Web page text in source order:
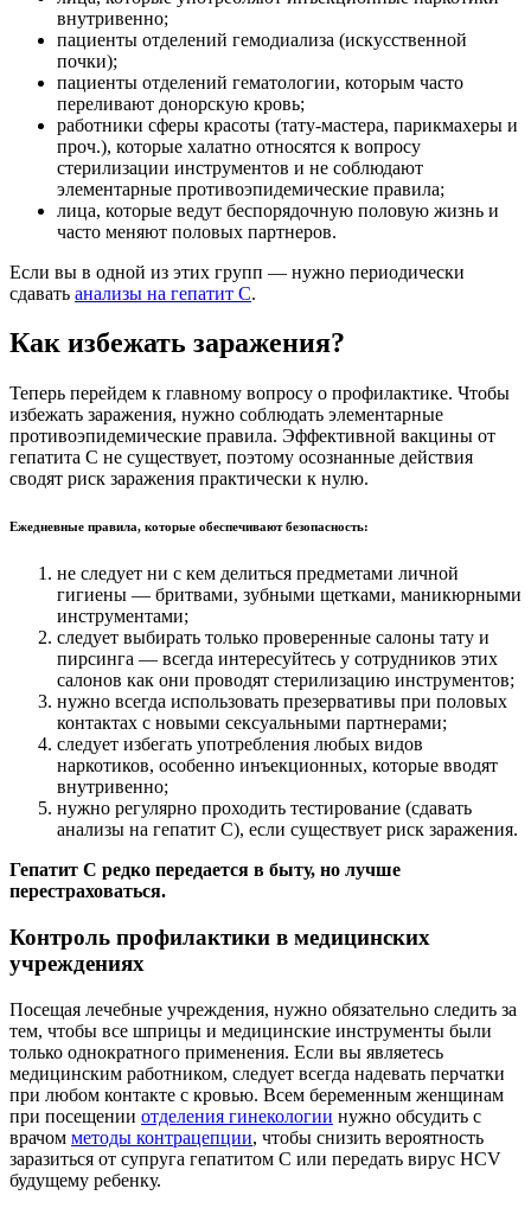
внутривенно;
пациенты отделений гемодиализа (искусственной
почки);
пациенты отделений гематологии, которым часто
переливают донорскую кровь;
работники сферы красоты (тату-мастера, парикмахеры и
проч.), которые халатно относятся к вопросу
стерилизации инструментов и не соблюдают
элементарные противоэпидемические правила;
лица, которые ведут беспорядочную половую жизнь и
часто меняют половых партнеров.
Если вы в одной из этих групп — нужно периодически
сдавать анализы на гепатит С.
Как избежать заражения?
Теперь перейдем к главному вопросу о профилактике. Чтобы
избежать заражения, нужно соблюдать элементарные
противоэпидемические правила. Эффективной вакцины от
гепатита C не существует, поэтому осознанные действия
сводят риск заражения практически к нулю.
Ежедневные правила, которые обеспечивают безопасность:
не следует ни с кем делиться предметами личной
гигиены — бритвами, зубными щетками, маникюрными
инструментами;
следует выбирать только проверенные салоны тату и
пирсинга — всегда интересуйтесь у сотрудников этих
салонов как они проводят стерилизацию инструментов;
нужно всегда использовать презервативы при половых
контактах с новыми сексуальными партнерами;
следует избегать употребления любых видов
наркотиков, особенно инъекционных, которые вводят
внутривенно;
нужно регулярно проходить тестирование (сдавать
анализы на гепатит С), если существует риск заражения.
Гепатит С редко передается в быту, но лучше
перестраховаться.
Контроль профилактики в медицинских
учреждениях
Посещая лечебные учреждения, нужно обязательно следить за
тем, чтобы все шприцы и медицинские инструменты были
только однократного применения. Если вы являетесь
медицинским работником, следует всегда надевать перчатки
при любом контакте с кровью. Всем беременным женщинам
при посещении отделения гинекологии нужно обсудить с
врачом методы контрацепции, чтобы снизить вероятность
заразиться от супруга гепатитом C или передать вирус HCV
будущему ребенку.